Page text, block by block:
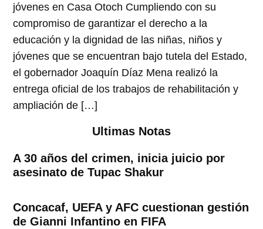
jóvenes en Casa Otoch Cumpliendo con su
compromiso de garantizar el derecho a la
educación y la dignidad de las niñas, niños y
jóvenes que se encuentran bajo tutela del Estado,
el gobernador Joaquín Díaz Mena realizó la
entrega oficial de los trabajos de rehabilitación y
ampliación de […]
Ultimas Notas
A 30 años del crimen, inicia juicio por
asesinato de Tupac Shakur
Concacaf, UEFA y AFC cuestionan gestión
de Gianni Infantino en FIFA